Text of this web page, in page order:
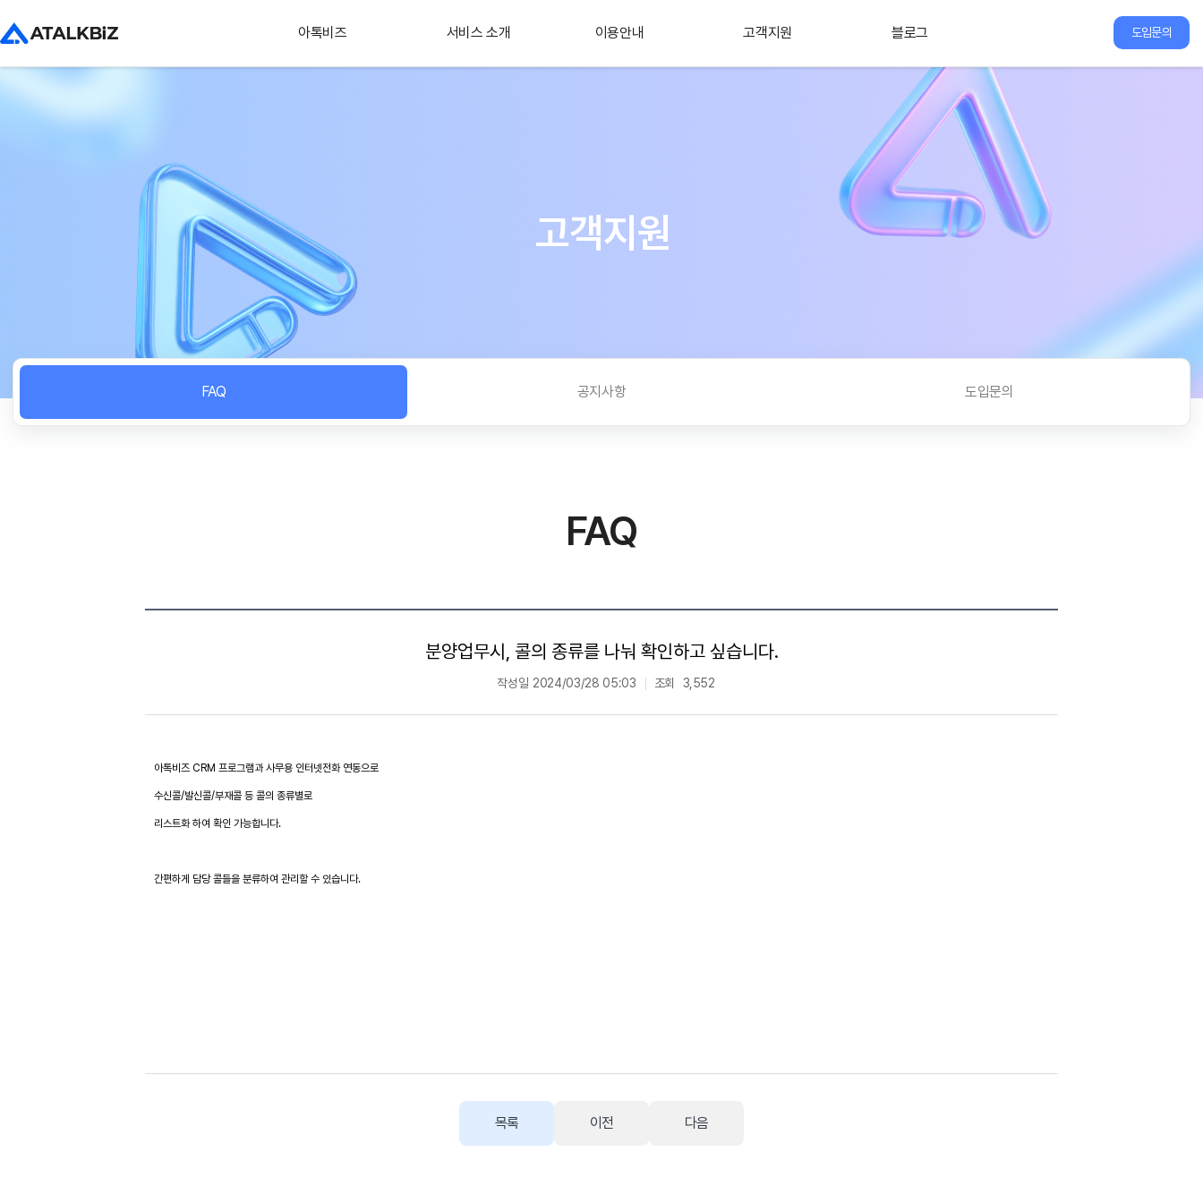
아톡비즈 서비스 소개 이용안내 고객지원 블로그 도입문의
고객지원
FAQ 공지사항 도입문의
FAQ
분양업무시, 콜의 종류를 나눠 확인하고 싶습니다.
작성일 2024/03/28 05:03 조회 3,552
아톡비즈 CRM 프로그램과 사무용 인터넷전화 연동으로
수신콜/발신콜/부재콜 등 콜의 종류별로
리스트화 하여 확인 가능합니다.
간편하게 담당 콜들을 분류하여 관리할 수 있습니다.
목록 이전 다음